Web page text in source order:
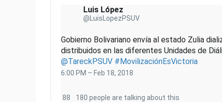
Luis López
@LuisLopezPSUV
Gobierno Bolivariano envía al estado Zulia
distribuidos en las diferentes Unidades de
@TareckPSUV # MovilizaciónEsVictoria
6:00 PM – Feb 18, 2018
88 180 people are talking about this